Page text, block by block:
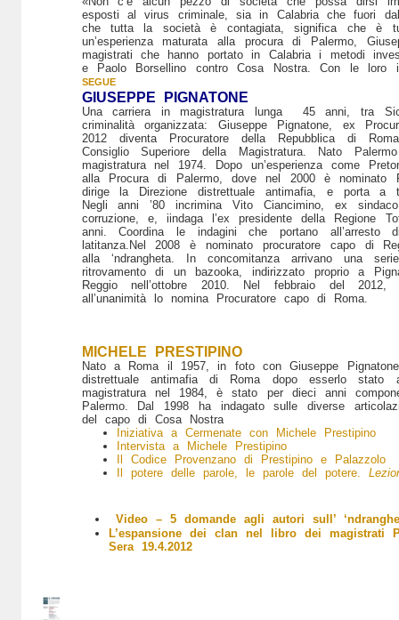
esposti al virus criminale, sia in Calabria che fuori
che tutta la società è contagiata, significa che è
un’esperienza maturata alla procura di Palermo,
magistrati che hanno portato in Calabria i metodi
e Paolo Borsellino contro Cosa Nostra. Con le
SEGUE
GIUSEPPE PIGNATONE
Una carriera in magistratura lunga 45 anni, tra
criminalità organizzata: Giuseppe Pignatone, ex
2012 diventa Procuratore della Repubblica di
Consiglio Superiore della Magistratura. Nato
magistratura nel 1974. Dopo un’esperienza come
alla Procura di Palermo, dove nel 2000 è nominato
dirige la Direzione distrettuale antimafia, e porta a
Negli anni ’80 incrimina Vito Ciancimino, ex
corruzione, e, iindaga l’ex presidente della Regione
anni. Coordina le indagini che portano
latitanza.Nel 2008 è nominato procuratore capo di
alla ‘ndrangheta. In concomitanza arrivano una
ritrovamento di un bazooka, indirizzato proprio a
Reggio nell’ottobre 2010. Nel febbraio del 2012,
all’unanimità lo nomina Procuratore capo di Roma.
MICHELE PRESTIPINO
Nato a Roma il 1957, in foto con Giuseppe
distrettuale antimafia di Roma dopo esserlo
magistratura nel 1984, è stato per dieci anni
Palermo. Dal 1998 ha indagato sulle diverse
del capo di Cosa Nostra
Iniziativa a Cermenate con Michele Prestipino
Intervista a Michele Prestipino
Il Codice Provenzano di Prestipino e Palazzolo
Il potere delle parole, le parole del potere.
Video – 5 domande agli autori sull’
L’espansione dei clan nel libro dei magistrati
Sera 19.4.2012